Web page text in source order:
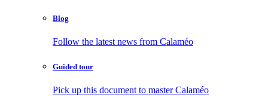
Blog
Follow the latest news from Calaméo
Guided tour
Pick up this document to master Calaméo